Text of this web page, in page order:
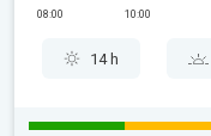
08:00 10:00
14 h